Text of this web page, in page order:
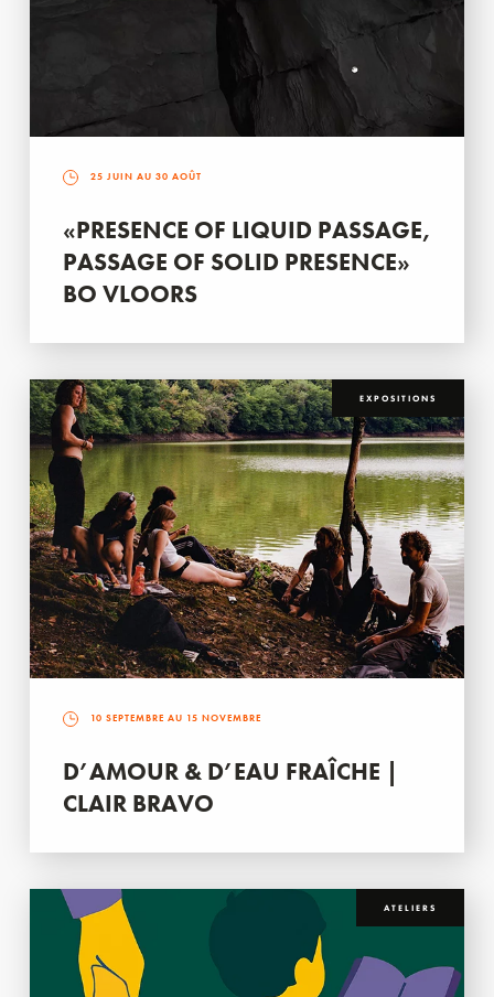
25 JUIN AU 30 AOÛT
«PRESENCE OF LIQUID PASSAGE,
PASSAGE OF SOLID PRESENCE»
BO VLOORS
EXPOSITIONS
10 SEPTEMBRE AU 15 NOVEMBRE
D’AMOUR & D’EAU FRAÎCHE |
CLAIR BRAVO
ATELIERS